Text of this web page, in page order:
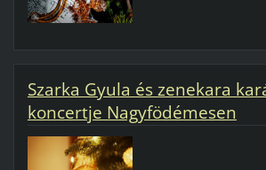
Szarka Gyula és zenekara
koncertje Nagyfödémesen